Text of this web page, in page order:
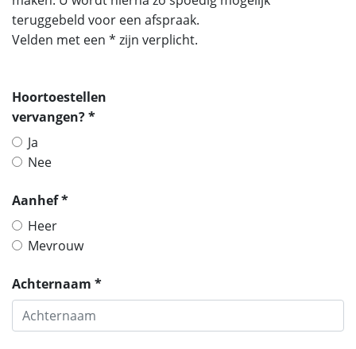
teruggebeld voor een afspraak.
Velden met een * zijn verplicht.
Hoortoestellen
vervangen? *
Ja
Nee
Aanhef *
Heer
Mevrouw
Achternaam *